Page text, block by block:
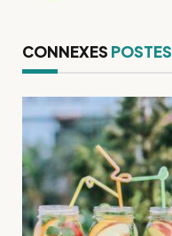
CONNEXES POSTES